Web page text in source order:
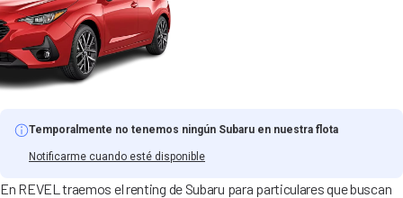
Temporalmente no tenemos ningún Subaru en nuestra flota
Notificarme cuando esté disponible
En REVEL traemos el renting de Subaru para particulares que buscan